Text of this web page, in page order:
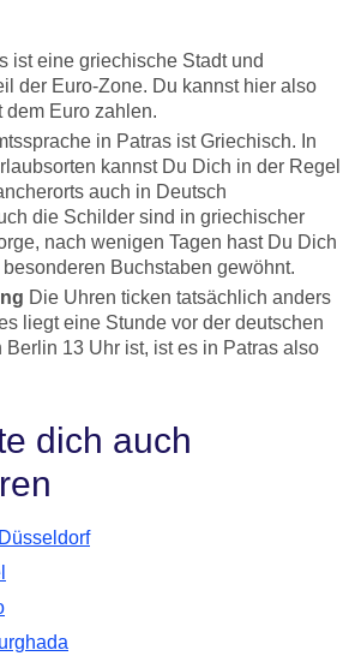
ist eine griechische Stadt und
der Euro-Zone. Du kannst hier also
dem Euro zahlen.
in Patras ist Griechisch. In
kannst Du Dich in der Regel
auch in Deutsch
die Schilder sind in griechischer
nach wenigen Tagen hast Du Dich
Buchstaben gewöhnt.
Die Uhren ticken tatsächlich anders
liegt eine Stunde vor der deutschen
Berlin 13 Uhr ist, ist es in Patras also
dich auch